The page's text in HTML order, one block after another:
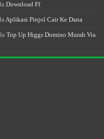
Download Ff
Aplikasi Pinjol Cair Ke Dana
Top Up Higgs Domino Murah Via